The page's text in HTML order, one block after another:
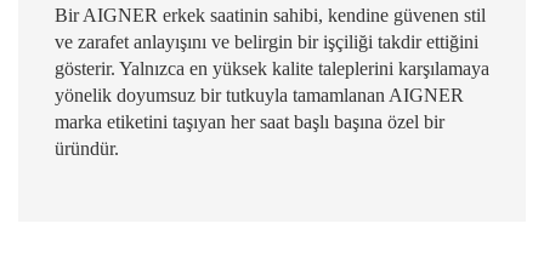
Bir AIGNER erkek saatinin sahibi, kendine güvenen stil
ve zarafet anlayışını ve belirgin bir işçiliği takdir ettiğini
gösterir. Yalnızca en yüksek kalite taleplerini karşılamaya
yönelik doyumsuz bir tutkuyla tamamlanan AIGNER
marka etiketini taşıyan her saat başlı başına özel bir
üründür.